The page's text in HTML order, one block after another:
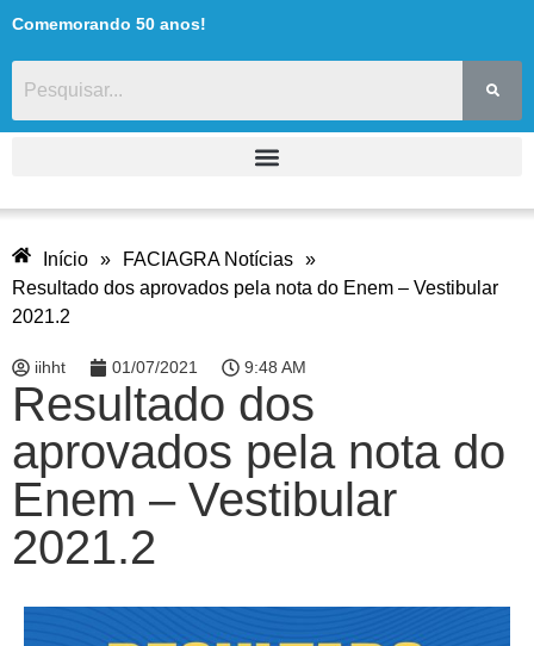
Comemorando 50 anos!
Início » FACIAGRA Notícias »
Resultado dos aprovados pela nota do Enem – Vestibular
2021.2
iihht 01/07/2021 9:48 AM
Resultado dos
aprovados pela nota do
Enem – Vestibular
2021.2